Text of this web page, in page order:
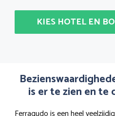
KIES HOTEL EN
is er te zien en te